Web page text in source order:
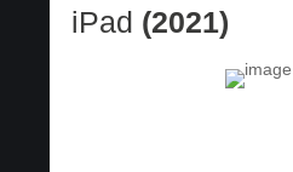
iPad (2021)